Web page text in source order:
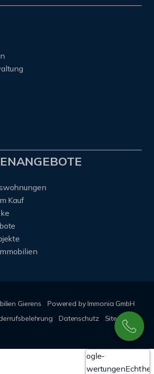
Kauf
Gierens
Powered by Immonia GmbH
Datenschutz Sitemap
Google-
Bewertungen